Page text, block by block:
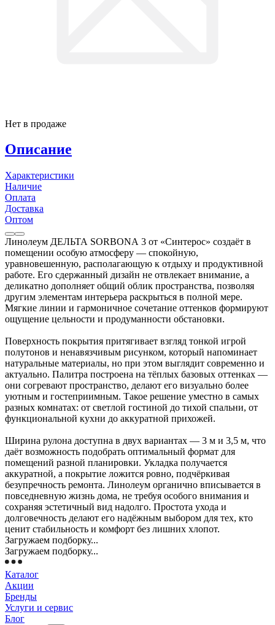
Нет в продаже
Описание
Характеристики
Наличие
Оплата
Доставка
Оптом
Линолеум ДЕЛЬТА SORBONA 3 от «Синтерос» создаёт в
помещении особую атмосферу — спокойную,
уравновешенную, располагающую к отдыху и продуктивной
работе. Его сдержанный дизайн не отвлекает внимание, а
деликатно дополняет общий облик пространства, позволяя
другим элементам интерьера раскрыться в полной мере.
Мягкие линии и гармоничное сочетание оттенков формируют
ощущение цельности и продуманности обстановки.
Поверхность покрытия притягивает взгляд тонкой игрой
полутонов и ненавязчивым рисунком, который напоминает
натуральные материалы, но при этом выглядит современно и
актуально. Палитра построена на тёплых базовых оттенках —
они согревают пространство, делают его визуально более
уютным и гостеприимным. Такое решение уместно в самых
разных комнатах: от светлой гостиной до тихой спальни, от
функциональной кухни до аккуратной прихожей.
Ширина рулона доступна в двух вариантах — 3 м и 3,5 м, что
даёт возможность подобрать оптимальный формат для
помещений разной планировки. Укладка получается
аккуратной, а покрытие ложится ровно, подчёркивая
безупречность ремонта. Линолеум органично вписывается в
повседневную жизнь дома, не требуя особого внимания и
сохраняя эстетичный вид надолго. Простота ухода и
долговечность делают его надёжным выбором для тех, кто
ценит стабильность и комфорт без лишних хлопот.
Загружаем подборку...
Загружаем подборку...
Каталог
Акции
Бренды
Услуги и сервис
Блог